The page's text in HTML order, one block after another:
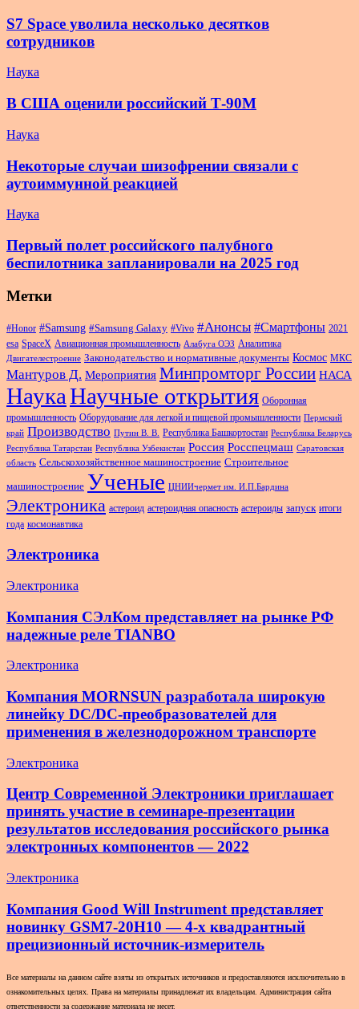
S7 Space уволила несколько десятков
сотрудников
Наука
В США оценили российский Т-90М
Наука
Некоторые случаи шизофрении связали с
аутоиммунной реакцией
Наука
Первый полет российского палубного
беспилотника запланировали на 2025 год
Метки
#Honor #Samsung #Samsung Galaxy #Vivo #Анонсы #Смартфоны 2021
esa SpaceX Авиационная промышленность Алабуга ОЭЗ Аналитика
Двигателестроение Законодательство и нормативные документы Космос МКС
Мантуров Д. Мероприятия Минпромторг России НАСА
НаукаНаучные открытия Оборонная
промышленность Оборудование для легкой и пищевой промышленности Пермский
край Производство Путин В. В. Республика Башкортостан Республика Беларусь
Республика Татарстан Республика Узбекистан Россия Росспецмаш Саратовская
область Сельскохозяйственное машиностроение Строительное
машиностроение Ученые ЦНИИчермет им. И.П.Бардина
Электроника астероид астероидная опасность астероиды запуск итоги
года космонавтика
Электроника
Электроника
Компания СЭлКом представляет на рынке РФ
надежные реле TIANBO
Электроника
Компания MORNSUN разработала широкую
линейку DC/DC-преобразователей для
применения в железнодорожном транспорте
Электроника
Центр Современной Электроники приглашает
принять участие в семинаре-презентации
результатов исследования российского рынка
электронных компонентов — 2022
Электроника
Компания Good Will Instrument представляет
новинку GSM7-20H10 — 4-х квадрантный
прецизионный источник-измеритель
Все материалы на данном сайте взяты из открытых источников и предоставляются исключительно в
ознакомительных целях. Права на материалы принадлежат их владельцам. Администрация сайта
ответственности за содержание материала не несет.